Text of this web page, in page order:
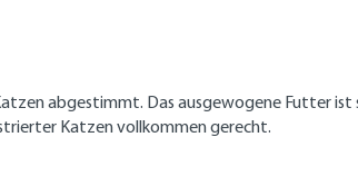
abgestimmt. Das ausgewogene Futter
Katzen vollkommen gerecht.